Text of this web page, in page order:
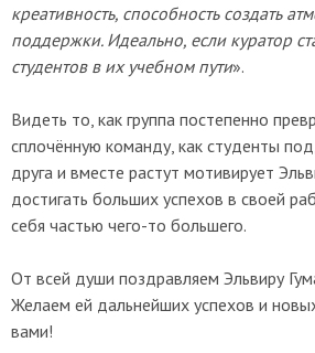
креативность, способность создать
поддержки. Идеально, если куратор
студентов в их учебном пути».
Видеть то, как группа постепенно
сплочённую команду, как студенты
друга и вместе растут мотивирует
достигать больших успехов в своей
себя частью чего-то большего.
От всей души поздравляем Эльвиру
Желаем ей дальнейших успехов и
вами!